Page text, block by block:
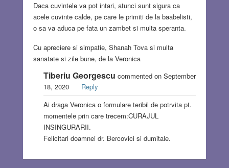
Daca cuvintele va pot intari, atunci sunt sigura ca
acele cuvinte calde, pe care le primiti de la baabelisti,
o sa va aduca pe fata un zambet si multa speranta.
Cu apreciere si simpatie, Shanah Tova si multa
sanatate si zile bune, de la Veronica
Tiberiu Georgescu commented on September
18, 2020
Reply
Ai draga Veronica o formulare teribil de potrvita pt.
momentele prin care trecem:CURAJUL
INSINGURARII.
Felicitari doamnei dr. Bercovici si dumitale.